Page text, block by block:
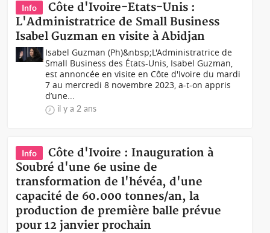
Info
Côte d'Ivoire-Etats-Unis :
L'Administratrice de Small Business
Isabel Guzman en visite à Abidjan
Isabel Guzman (Ph)&nbsp;L'Administratrice de
Small Business des États-Unis, Isabel Guzman,
est annoncée en visite en Côte d'Ivoire du mardi
7 au mercredi 8 novembre 2023, a-t-on appris
d’une...
il y a 2 ans
Info
Côte d'Ivoire : Inauguration à
Soubré d'une 6e usine de
transformation de l'hévéa, d'une
capacité de 60.000 tonnes/an, la
production de première balle prévue
pour 12 janvier prochain